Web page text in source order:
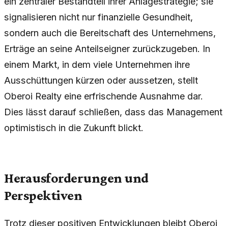
signalisieren nicht nur finanzielle Gesundheit,
sondern auch die Bereitschaft des Unternehmens,
Erträge an seine Anteilseigner zurückzugeben. In
einem Markt, in dem viele Unternehmen ihre
Ausschüttungen kürzen oder aussetzen, stellt
Oberoi Realty eine erfrischende Ausnahme dar.
Dies lässt darauf schließen, dass das Management
optimistisch in die Zukunft blickt.
Herausforderungen und
Perspektiven
Trotz dieser positiven Entwicklungen bleibt Oberoi